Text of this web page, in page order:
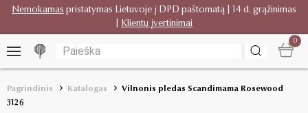
Nemokamas pristatymas Lietuvoje į DPD paštomatą | 14 d. grąžinimas
Klientų įvertinimai
0
Pagrindinis Katalogas
Vilnonis pledas Scandimama Rosewood
3126